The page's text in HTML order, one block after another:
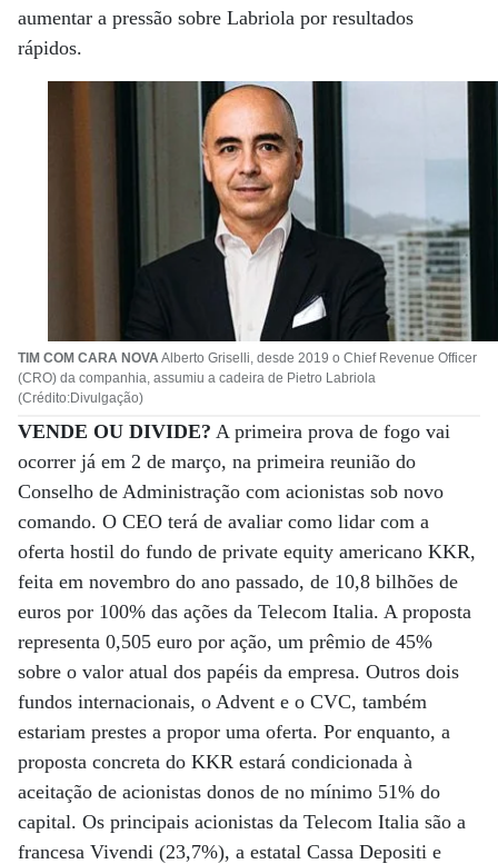
aumentar a pressão sobre Labriola por resultados
rápidos.
TIM COM CARA NOVA Alberto Griselli, desde 2019 o Chief Revenue Officer
(CRO) da companhia, assumiu a cadeira de Pietro Labriola
(Crédito:Divulgação)
VENDE OU DIVIDE? A primeira prova de fogo vai
ocorrer já em 2 de março, na primeira reunião do
Conselho de Administração com acionistas sob novo
comando. O CEO terá de avaliar como lidar com a
oferta hostil do fundo de private equity americano KKR,
feita em novembro do ano passado, de 10,8 bilhões de
euros por 100% das ações da Telecom Italia. A proposta
representa 0,505 euro por ação, um prêmio de 45%
sobre o valor atual dos papéis da empresa. Outros dois
fundos internacionais, o Advent e o CVC, também
estariam prestes a propor uma oferta. Por enquanto, a
proposta concreta do KKR estará condicionada à
aceitação de acionistas donos de no mínimo 51% do
capital. Os principais acionistas da Telecom Italia são a
francesa Vivendi (23,7%), a estatal Cassa Depositi e